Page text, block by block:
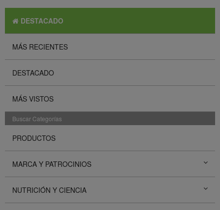
DESTACADO
MÁS RECIENTES
DESTACADO
MÁS VISTOS
Buscar Categorías
PRODUCTOS
MARCA Y PATROCINIOS
NUTRICIÓN Y CIENCIA